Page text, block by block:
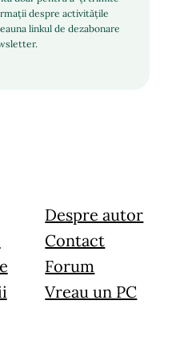
despre activitățile
linkul de dezabonare
Despre autor
Contact
Forum
Vreau un PC